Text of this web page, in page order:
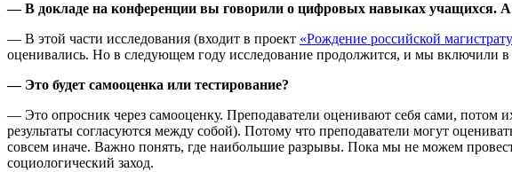
— В докладе на конференции вы говорили о цифровых навыках учащихся. А
— В этой части исследования (входит в проект «Рождение российской
оценивались. Но в следующем году исследование продолжится, и мы включили в
— Это будет самооценка или тестирование?
— Это опросник через самооценку. Преподаватели оценивают себя сами, потом
результаты согласуются между собой). Потому что преподаватели могут
совсем иначе. Важно понять, где наибольшие разрывы. Пока мы не можем
социологический заход.